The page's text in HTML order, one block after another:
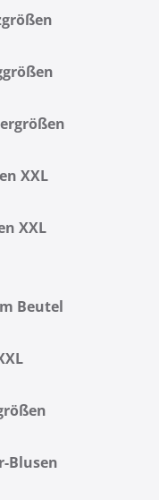
XXL
XXL
Beutel
Blusen